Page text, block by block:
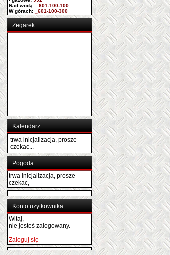
Nad wodą: _601-100-100
W górach: _601-100-300
Zegarek
Kalendarz
trwa inicjalizacja, prosze
czekac...
Pogoda
trwa inicjalizacja, prosze
czekac,
Konto użytkownika
Witaj,
nie jesteś zalogowany.
Zaloguj się